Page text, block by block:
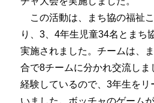
この活動は、まち協の福祉
り、3、4年生児童34名とまち
実施されました。チームは、
合で8チームに分かれ交流しま
経験しているので、3年生をリ
いました。ボッチャのゲーム